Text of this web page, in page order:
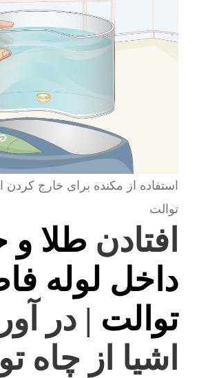
استفاده از مکنده برای خارج کردن
توالت
افتادن طلا و
داخل لوله
توالت | در
اشیا از چاه